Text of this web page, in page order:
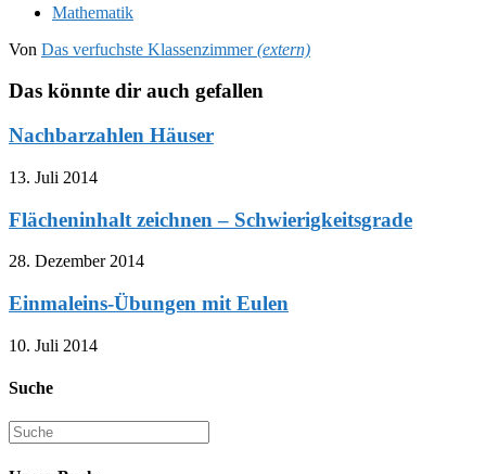
Beitrags-
Mathematik
Von Das verfuchste Klassenzimmer(extern)
Das könnte dir auch gefallen
Nachbarzahlen Häuser
13. Juli 2014
Flächeninhalt zeichnen – Schwierigkeitsgrade
28. Dezember 2014
Einmaleins-Übungen mit Eulen
10. Juli 2014
Suche
Suche
nach: